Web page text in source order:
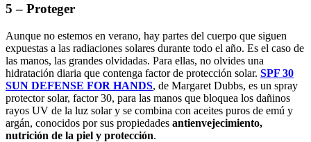
5 – Proteger
Aunque no estemos en verano, hay partes del cuerpo que siguen
expuestas a las radiaciones solares durante todo el año. Es el caso de
las manos, las grandes olvidadas. Para ellas, no olvides una
hidratación diaria que contenga factor de protección solar. SPF 30
SUN DEFENSE FOR HANDS, de Margaret Dubbs, es un spray
protector solar, factor 30, para las manos que bloquea los dañinos
rayos UV de la luz solar y se combina con aceites puros de emú y
argán, conocidos por sus propiedades antienvejecimiento,
nutrición de la piel y protección.